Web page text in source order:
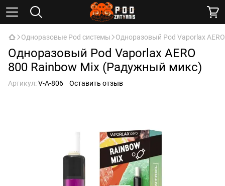
Одноразовые Pod системы Одноразовый Pod Vaporlax
Одноразовый Pod Vaporlax AERO
800 Rainbow Mix (Радужный микс)
Артикул:V-A-806 Оставить отзыв